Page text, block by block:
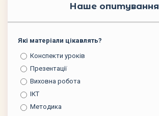
Наше опитування
Які матеріали цікавлять?
Конспекти уроків
Презентації
Виховна робота
ІКТ
Методика